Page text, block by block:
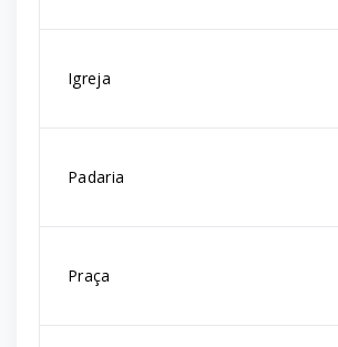
Igreja
Padaria
Praça